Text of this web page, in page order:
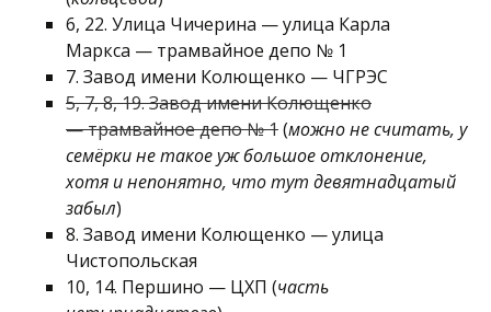
6, 22. Улица Чичерина — улица Карла
Маркса — трамвайное депо № 1
7. Завод имени Колющенко — ЧГРЭС
5, 7, 8, 19. Завод имени Колющенко
— трамвайное депо № 1(можно не считать, у
семёрки не такое уж большое отклонение,
хотя и непонятно, что тут девятнадцатый
забыл)
8. Завод имени Колющенко — улица
Чистопольская
10, 14. Першино — ЦХП (часть